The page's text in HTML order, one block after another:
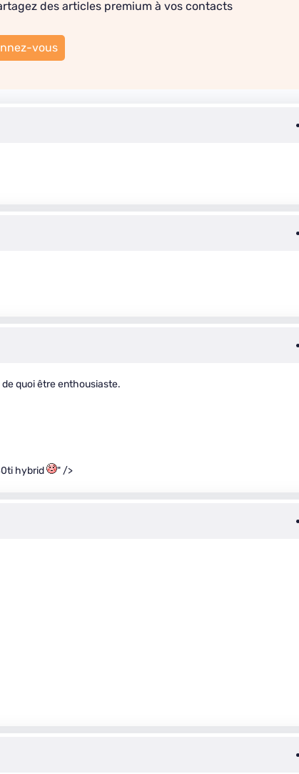
des articles premium à vos contacts
vous
de quoi être enthousiaste.
hybrid " />